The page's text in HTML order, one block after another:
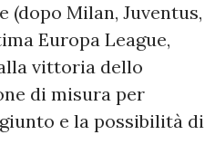
Milan, Juventus,
Europa League,
vittoria dello
di misura per
e la possibilità di